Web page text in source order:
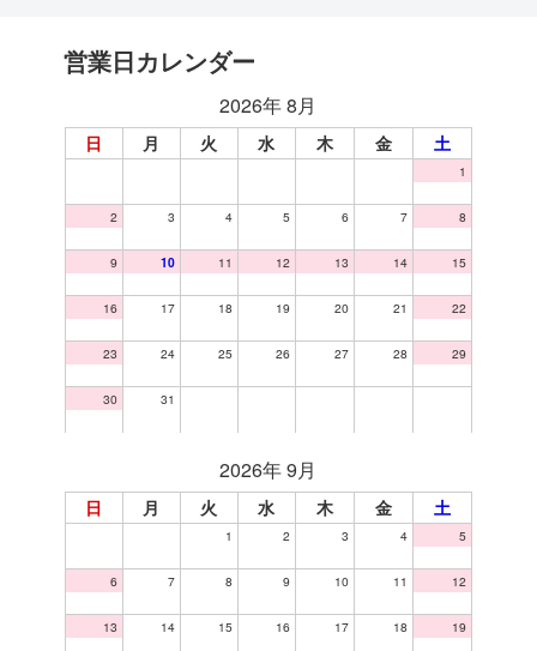
営業日カレンダー
2026年 8月
日 月 火 水 木 金 土
1
2 3 4 5 6 7 8
9 10 11 12 13 14 15
16 17 18 19 20 21 22
23 24 25 26 27 28 29
30 31
2026年 9月
日 月 火 水 木 金 土
1 2 3 4 5
6 7 8 9 10 11 12
13 14 15 16 17 18 19